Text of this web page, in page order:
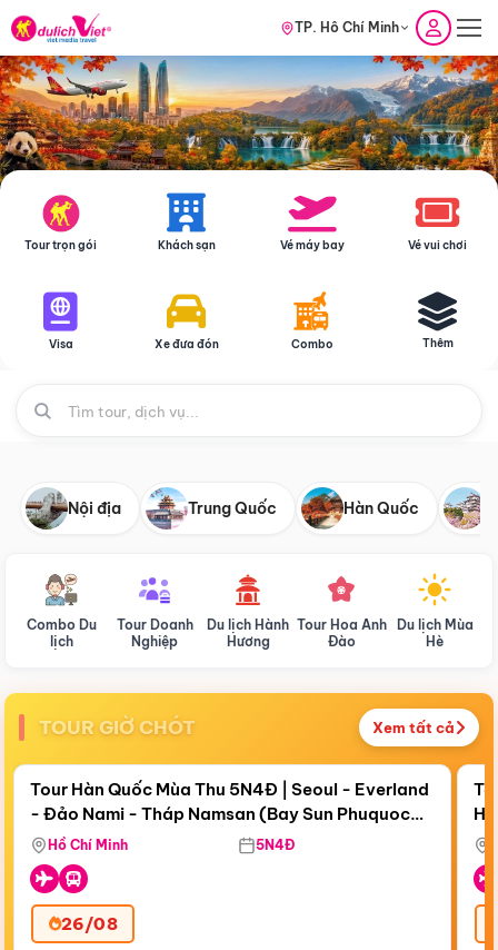
TP. Hồ Chí Minh
Tour trọn gói Khách sạn Vé máy bay Vé vui chơi
Visa Xe đưa đón Combo Thêm
Nội địa Trung Quốc Hàn Quốc
Combo Du
lịch
Tour Doanh
Nghiệp
Du lịch Hành
Hương
Tour Hoa Anh
Đào
Du lịch Mùa
Hè
TOUR GIỜ CHÓT Xem tất cả
Còn18 ngày 12:53:44
Bay Sun Phuquoc Airways
Điểm nổi bật
Tour Hàn Quốc Mùa Thu 5N4Đ | Seoul - Everland
- Đảo Nami - Tháp Namsan (Bay Sun Phuquoc
Airways)
Hồ Chí Minh 5N4Đ
26/08